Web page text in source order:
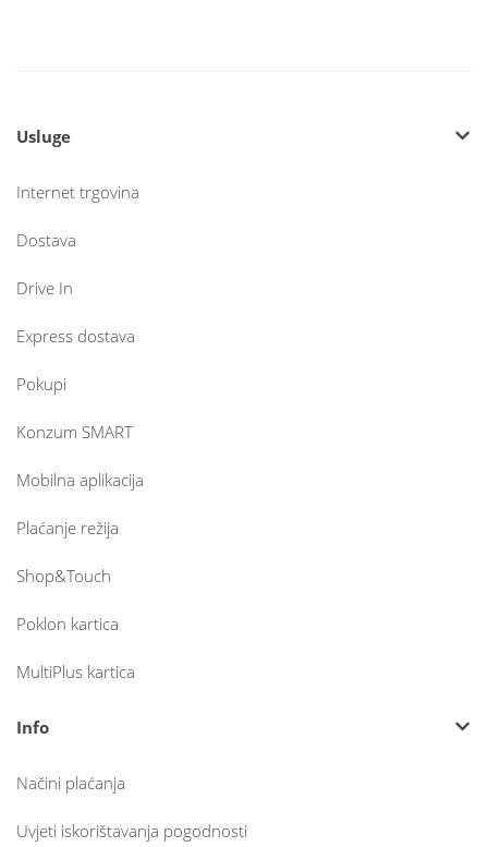
Usluge
Internet trgovina
Dostava
Drive In
Express dostava
Pokupi
Konzum SMART
Mobilna aplikacija
Plaćanje režija
Shop&Touch
Poklon kartica
MultiPlus kartica
Info
Načini plaćanja
Uvjeti iskorištavanja pogodnosti